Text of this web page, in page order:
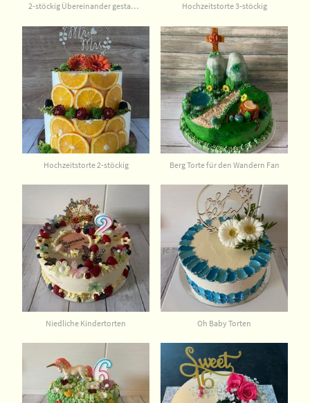
2-stöckig Übereinander gestapelt Hochzeitstorte 3-stöckig
Hochzeitstorte 2-stöckig Berg Torte für den Wandern Fan
Niedliche Kindertorten Oh Baby Torten